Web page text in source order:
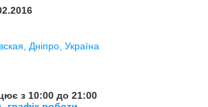
Дніпро, Україна
з 10:00 до 21:00